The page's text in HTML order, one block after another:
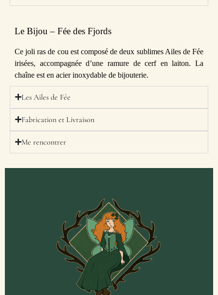
Le Bijou – Fée des Fjords
Ce joli ras de cou est composé de deux sublimes Ailes de Fée
irisées, accompagnée d’une ramure de cerf en laiton. La
chaîne est en acier inoxydable de bijouterie.
Les Ailes de Fée
Fabrication et Livraison
Me rencontrer